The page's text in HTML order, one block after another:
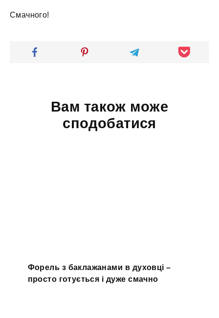
Смачного!
Вам також може
сподобатися
Форель з баклажанами в духовці –
просто готується і дуже смачно